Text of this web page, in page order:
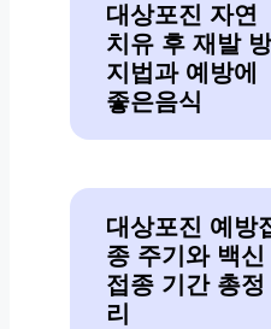
대상포진 자연
치유 후 재발 방
지법과 예방에
좋은음식
대상포진 예방
종 주기와 백신
접종 기간 총정
리